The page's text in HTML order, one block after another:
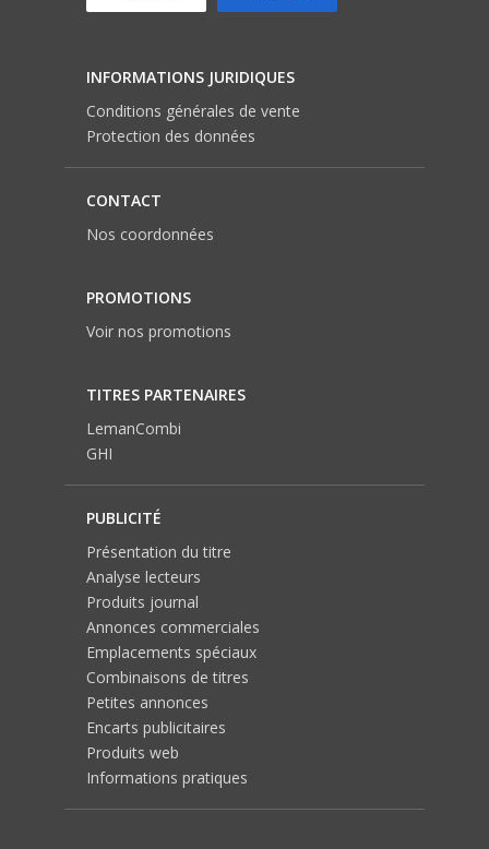
INFORMATIONS JURIDIQUES
Conditions générales de vente
Protection des données
CONTACT
Nos coordonnées
PROMOTIONS
Voir nos promotions
TITRES PARTENAIRES
LemanCombi
GHI
PUBLICITÉ
Présentation du titre
Analyse lecteurs
Produits journal
Annonces commerciales
Emplacements spéciaux
Combinaisons de titres
Petites annonces
Encarts publicitaires
Produits web
Informations pratiques